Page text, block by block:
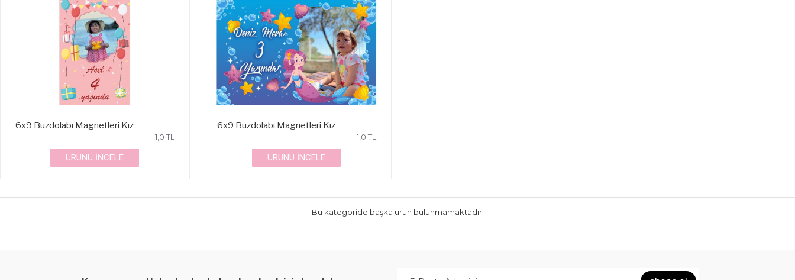
6x9 Buzdolabı Magnetleri Kız
1,0 TL
ÜRÜNÜ İNCELE
6x9 Buzdolabı Magnetleri Kız
1,0 TL
ÜRÜNÜ İNCELE
Bu kategoride başka ürün bulunmamaktadır.